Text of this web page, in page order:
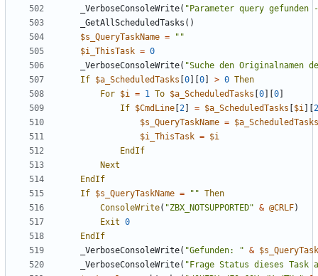
_VerboseConsoleWrite( "Parameter query
_GetAllScheduledTasks ()
$s_QueryTaskName =
""
$i_ThisTask = 0
_VerboseConsoleWrite( "Suche den Originalnamen
If $a_ScheduledTasks [0][0] > 0 Then
For $i = 1 To $a_ScheduledTasks [0][0]
If $CmdLine [2] = $a_ScheduledTasks [$i ][2
$s_QueryTaskName = $a_ScheduledTasks
$i_ThisTask = $i
EndIf
Next
EndIf
If $s_QueryTaskName = "" Then
ConsoleWrite( "ZBX_NOTSUPPORTED" & @CRLF)
Exit 0
EndIf
_VerboseConsoleWrite( "Gefunden: " &
_VerboseConsoleWrite( "Frage Status dieses Task